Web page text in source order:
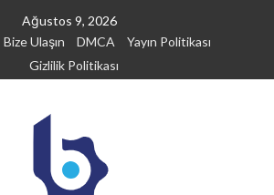
Ağustos 9, 2026
Bize Ulaşın DMCA
Yayın Politikası
Gizlilik Politikası